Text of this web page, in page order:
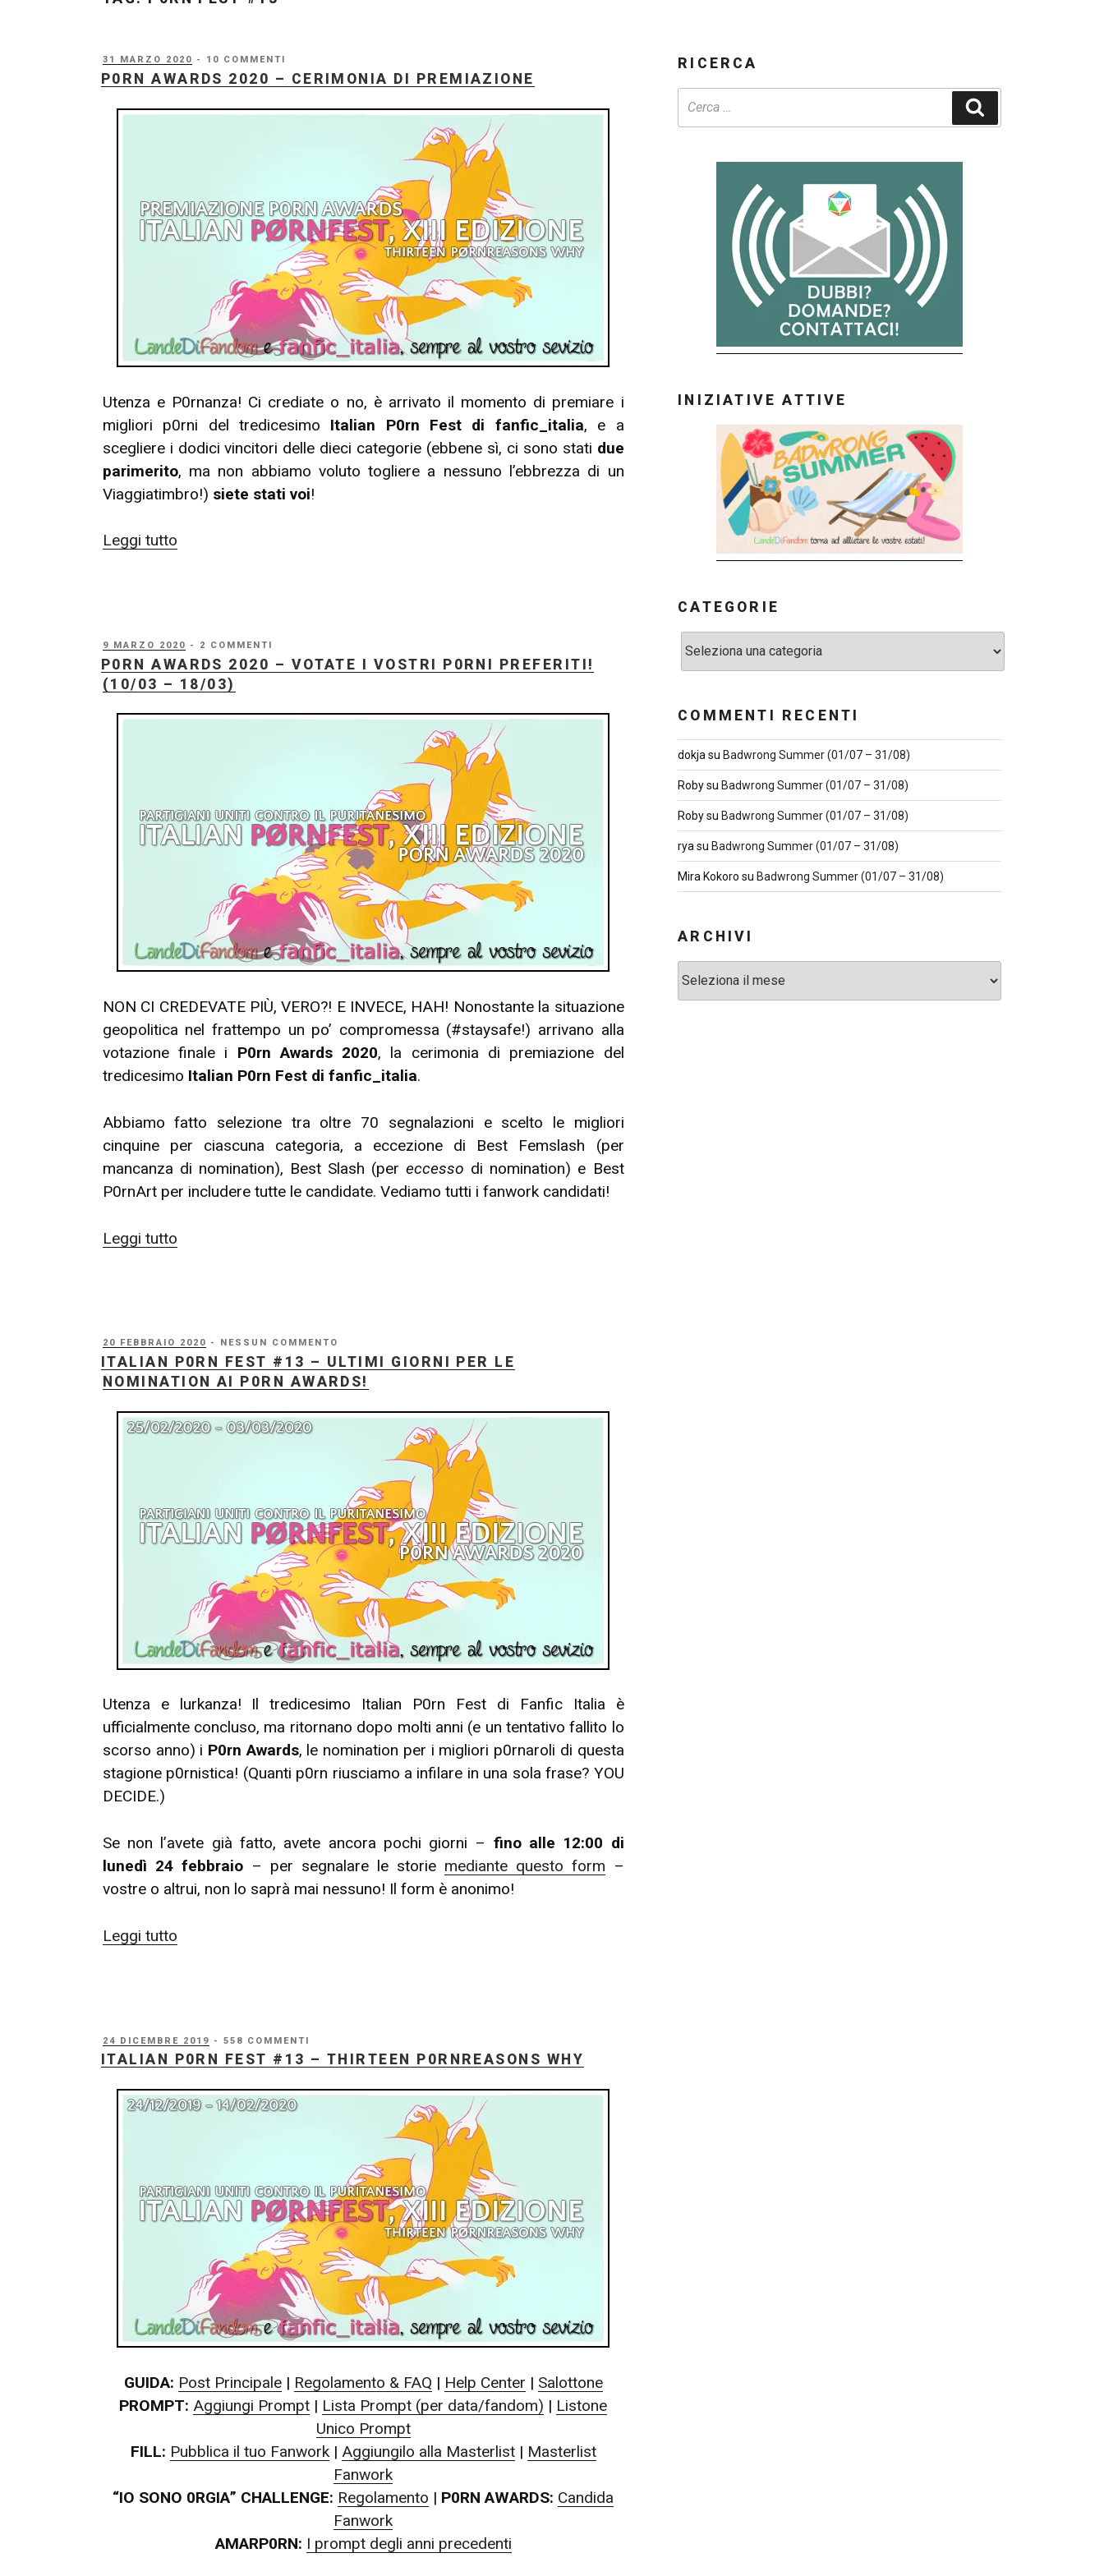
PUBBLICATO
IL
31 MARZO 2020 - 10 COMMENTI
P0RN AWARDS 2020 – CERIMONIA DI PREMIAZIONE
Utenza e P0rnanza! Ci crediate o no, è arrivato il momento di premiare i
migliori p0rni del tredicesimo Italian P0rn Fest di fanfic_italia, e a
scegliere i dodici vincitori delle dieci categorie (ebbene sì, ci sono stati due
parimerito, ma non abbiamo voluto togliere a nessuno l’ebbrezza di un
Viaggiatimbro!) siete stati voi!
Leggi tutto“P0rn
di
Premiazione”
PUBBLICATO
IL
9 MARZO 2020 - 2 COMMENTI
P0RN AWARDS 2020 – VOTATE I VOSTRI P0RNI PREFERITI!
(10/03 – 18/03)
NON CI CREDEVATE PIÙ, VERO?! E INVECE, HAH! Nonostante la situazione
geopolitica nel frattempo un po’ compromessa (#staysafe!) arrivano alla
votazione finale i P0rn Awards 2020, la cerimonia di premiazione del
tredicesimo Italian P0rn Fest di fanfic_italia.
Abbiamo fatto selezione tra oltre 70 segnalazioni e scelto le migliori
cinquine per ciascuna categoria, a eccezione di Best Femslash (per
mancanza di nomination), Best Slash (pereccesso di nomination) e Best
P0rnArt per includere tutte le candidate. Vediamo tutti i fanwork candidati!
Leggi tutto“P0RN
i
vostri
preferiti!
PUBBLICATO
IL
20 FEBBRAIO 2020 - NESSUN COMMENTO
ITALIAN P0RN FEST #13 – ULTIMI GIORNI PER LE
NOMINATION AI P0RN AWARDS!
Utenza e lurkanza! Il tredicesimo Italian P0rn Fest di Fanfic Italia è
ufficialmente concluso, ma ritornano dopo molti anni (e un tentativo fallito lo
scorso anno) i P0rn Awards, le nomination per i migliori p0rnaroli di questa
stagione p0rnistica! (Quanti p0rn riusciamo a infilare in una sola frase? YOU
DECIDE.)
Se non l’avete già fatto, avete ancora pochi giorni – fino alle 12:00 di
lunedì 24 febbraio– per segnalare le storie mediante questo form –
vostre o altrui, non lo saprà mai nessuno! Il form è anonimo!
Leggi tutto“Italian
Ultimi
giorni
per
P0rn
Awards!”
PUBBLICATO
IL
24 DICEMBRE 2019 - 558 COMMENTI
ITALIAN P0RN FEST #13 – THIRTEEN P0RNREASONS WHY
GUIDA: Post Principale| Regolamento & FAQ | Help Center | Salottone
PROMPT: Aggiungi Prompt | Lista Prompt (per data/fandom) | Listone
Unico Prompt
FILL: Pubblica il tuo Fanwork| Aggiungilo alla Masterlist| Masterlist
Fanwork
“IO SONO 0RGIA” CHALLENGE: Regolamento | P0RN AWARDS: Candida
Fanwork
AMARP0RN: I prompt degli anni precedenti
RICERCA
INIZIATIVE ATTIVE
CATEGORIE
COMMENTI RECENTI
dokjasu Badwrong Summer (01/07 – 31/08)
Robysu Badwrong Summer (01/07 – 31/08)
Robysu Badwrong Summer (01/07 – 31/08)
ryasu Badwrong Summer (01/07 – 31/08)
Mira Kokoro su Badwrong Summer (01/07 – 31/08)
ARCHIVI